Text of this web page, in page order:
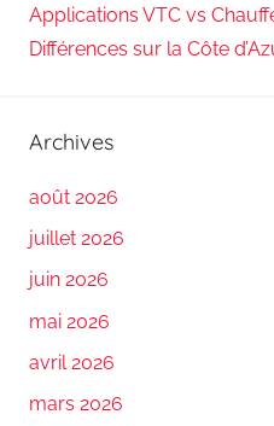
Applications VTC vs
Différences sur la Côte
Archives
août 2026
juillet 2026
juin 2026
mai 2026
avril 2026
mars 2026